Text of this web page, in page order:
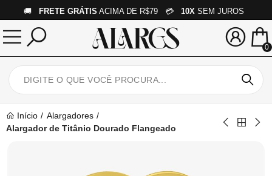
🚚 FRETE GRÁTIS ACIMA DE R$79 💳 10X SEM JUROS
0
Início
Alargadores
Alargador de Titânio Dourado Flangeado